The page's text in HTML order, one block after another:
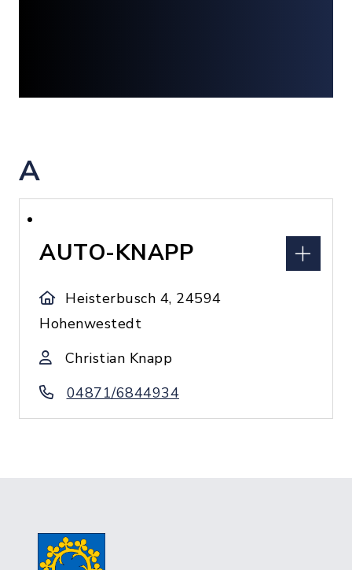
A
AUTO-KNAPP
Heisterbusch 4, 24594
Hohenwestedt
Christian Knapp
04871/6844934